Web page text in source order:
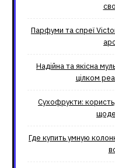
Парфуми та спреї
Надійна та якісна
цілком
Сухофрукти:
Где купить умную